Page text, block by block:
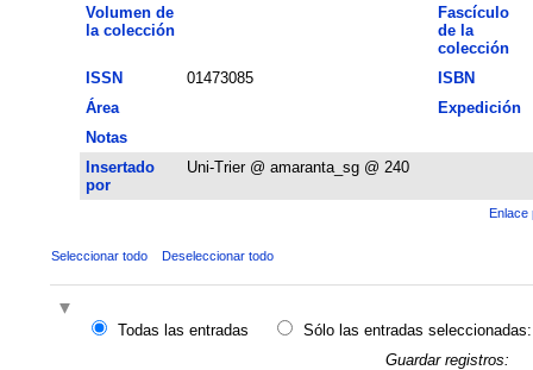
Volumen de
la colección
Fascículo
de la
colección
ISSN
01473085
ISBN
Área
Expedición
Notas
Insertado
por
Uni-Trier @ amaranta_sg @ 240
Enlace
Seleccionar todo Deseleccionar todo
Todas las entradas
Sólo las entradas seleccionadas:
Guardar registros: